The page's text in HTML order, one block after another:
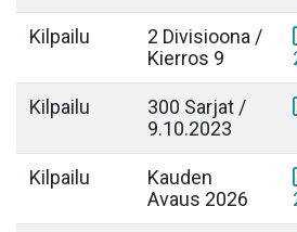
Kilpailu
2 Divisioona /
Kierros 9
Kilpailu
300 Sarjat /
9.10.2023
Kilpailu
Kauden
Avaus 2026